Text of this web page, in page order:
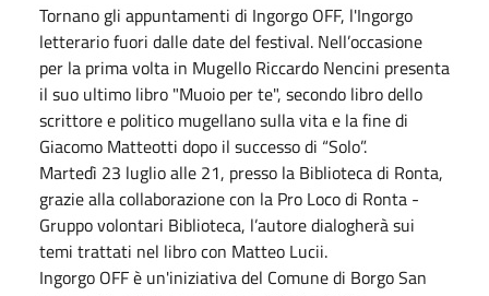
Tornano gli appuntamenti di Ingorgo OFF, l'Ingorgo
letterario fuori dalle date del festival. Nell’occasione
per la prima volta in Mugello Riccardo Nencini presenta
il suo ultimo libro "Muoio per te", secondo libro dello
scrittore e politico mugellano sulla vita e la fine di
Giacomo Matteotti dopo il successo di “Solo”.
Martedì 23 luglio alle 21, presso la Biblioteca di Ronta,
grazie alla collaborazione con la Pro Loco di Ronta -
Gruppo volontari Biblioteca, l’autore dialogherà sui
temi trattati nel libro con Matteo Lucii.
Ingorgo OFF è un'iniziativa del Comune di Borgo San